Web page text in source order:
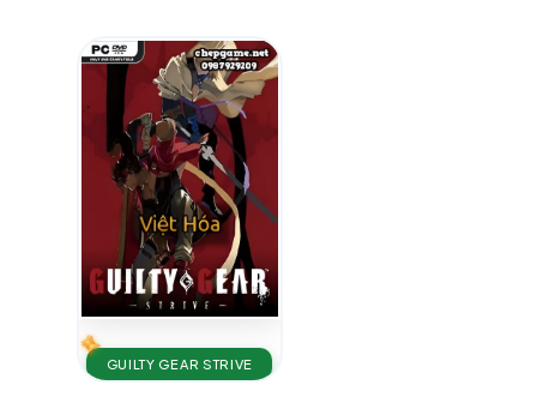
GUILTY GEAR STRIVE